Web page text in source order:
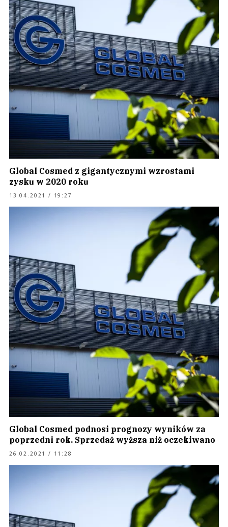
Global Cosmed z gigantycznymi wzrostami
zysku w 2020 roku
13.04.2021 / 19:27
Global Cosmed podnosi prognozy wyników za
poprzedni rok. Sprzedaż wyższa niż oczekiwano
26.02.2021 / 11:28